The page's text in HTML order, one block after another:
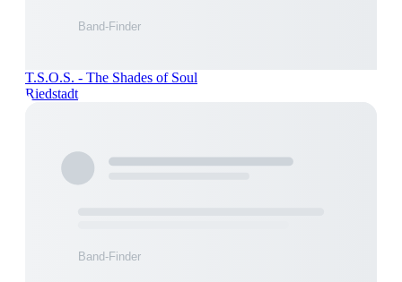
T.S.O.S. - The Shades of Soul
Riedstadt